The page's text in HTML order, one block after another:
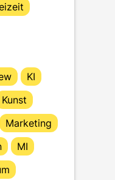
KI
Kunst
Marketing
MI